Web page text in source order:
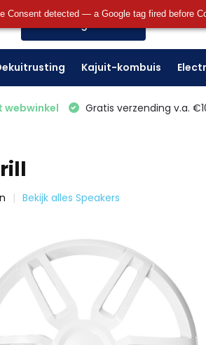
Consent detected — a Google tag fired before
Kajuit-kombuis
Gratis verzending v.a.
Bekijk alles Speakers